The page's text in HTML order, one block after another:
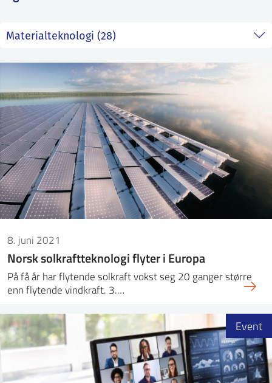
PRESSE ENGLISH
8. juni 2021
Norsk solkraftteknologi flyter i Europa
På få år har flytende solkraft vokst seg 20 ganger større
enn flytende vindkraft. 3.…
Event